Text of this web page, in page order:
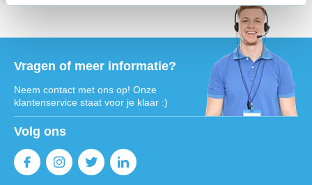
Vragen of meer informatie?
Neem contact met ons op! Onze
klantenservice staat voor je klaar :)
Volg ons